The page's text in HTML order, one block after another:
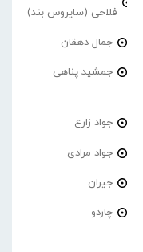
فلاحی (سایروس بند)
جمال دهقان
جمشید پناهی
جواد زارع
جواد مرادی
جیران
چاردو